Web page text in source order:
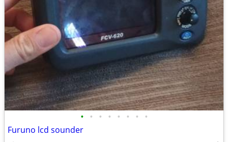
• • • • • • • •
Furuno lcd sounder